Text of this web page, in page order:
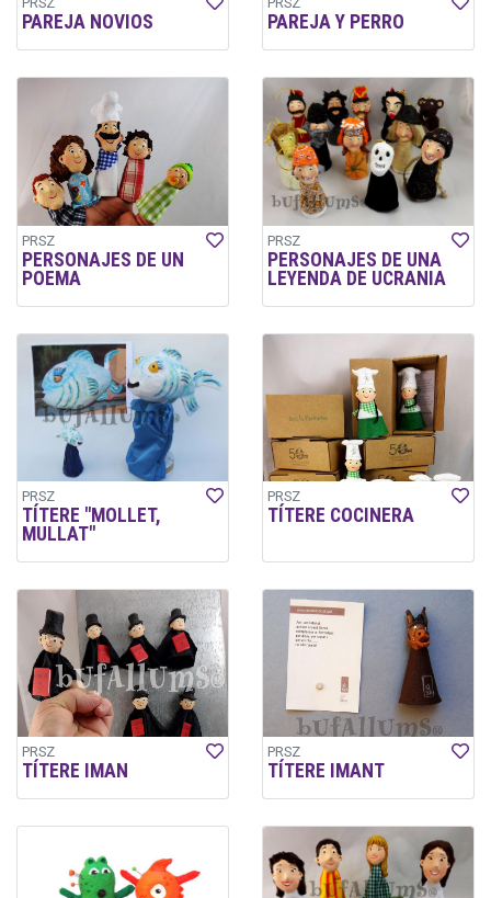
PAREJA NOVIOS PAREJA Y PERRO
PRSZ
PERSONAJES DE UN
POEMA
PRSZ
PERSONAJES DE UNA
LEYENDA DE UCRANIA
PRSZ
TÍTERE "MOLLET,
MULLAT"
PRSZ
TÍTERE COCINERA
PRSZ
TÍTERE IMAN
PRSZ
TÍTERE IMANT